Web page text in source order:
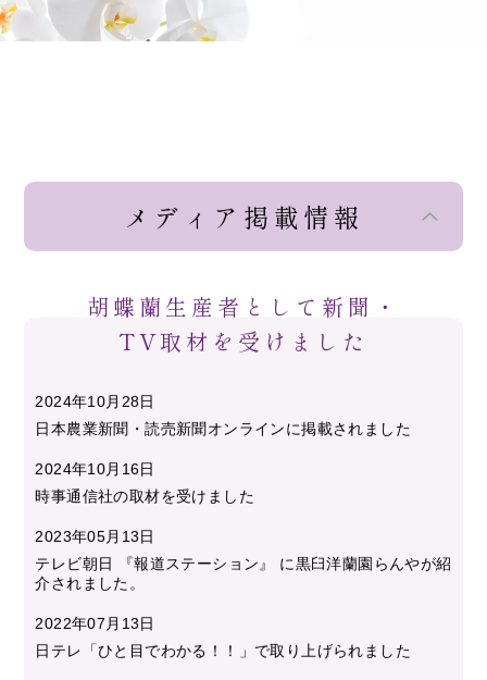
メディア掲載情報
胡蝶蘭生産者として新聞・
TV取材を受けました
2024年10月28日
日本農業新聞・読売新聞オンラインに掲載されました
2024年10月16日
時事通信社の取材を受けました
2023年05月13日
テレビ朝日 『報道ステーション』 に黒臼洋蘭園らんやが紹
介されました。
2022年07月13日
日テレ「ひと目でわかる！！」で取り上げられました